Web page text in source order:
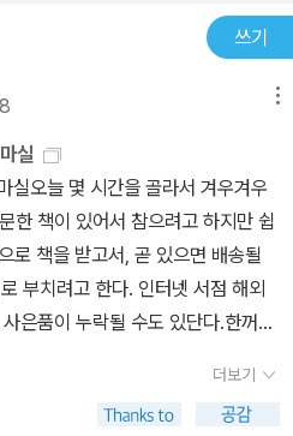
다. 서영이가 그래서 엄마는 속상
아. 좋은 방법인지는확신할 수 없습니
고 있지'를 먼저 생각해봅니다.거
가 났다면 '내가 화를 내고 있구
정하진 못해도 '화'와 '나'를 분리
전히 저는 아이에게 화를 내고 있
는 진즉에 포기하고 맙니다. 아이와
습니다.'네 방으로 가서 너의 화와
는 네가 차분해져서 얘기를 나눌 수
있으면 좋겠습니다. 그리고 마지막
내가 아주 어렸을 때 나도 나의 화를
기 때문이었나요?''아니란다.' 할아
생겼어요. 하지만 얀이 털복숭이랑
서 나중에는 사라져버려요. 얀과 내
에 빨간 털복숭이는 보이지 않지만
을 인정하고 잘 받아들이면 다른
활 할 수 있다는 사실을 알았어요.
아버지가 만난 화가 궁금해요.내 속
예쁜 모습이로만 만나자. 나도 노
쓰기
실
실오늘 몇 시간을 골라서 겨우겨우
한 책이 있어서 참으려고 하지만 쉽
로 책을 받고서, 곧 있으면 배송될
부치려고 한다. 인터넷 서점 해외
은품이 누락될 수도 있단다.한꺼번
나오기 때문에, 페이퍼에 넣어두고
하려고 한다.남편이 한국에 잠시
더보기